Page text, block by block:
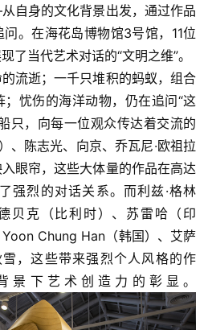
自身的文化背景出发，通过作品
。在海花岛博物馆3号馆，11位
了当代艺术对话的“文明之维”。
流逝；一千只堆积的蚂蚁，组合
忧伤的海洋动物，仍在追问“这
只，向每一位观众传达着交流的
陈志光、向京、乔瓦尼·欧祖拉
入眼帘，这些大体量的作品在高达
强烈的对话关系。而利兹·格林
贝克（比利时）、苏雷哈（印
Chung Han（韩国）、艾萨
，这些带来强烈个人风格的作
景下艺术创造力的彰显。